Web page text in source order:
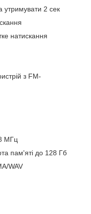
утримувати 2 сек
натискання
з FM-
МГц
пам'яті до 128 Гб
WAV